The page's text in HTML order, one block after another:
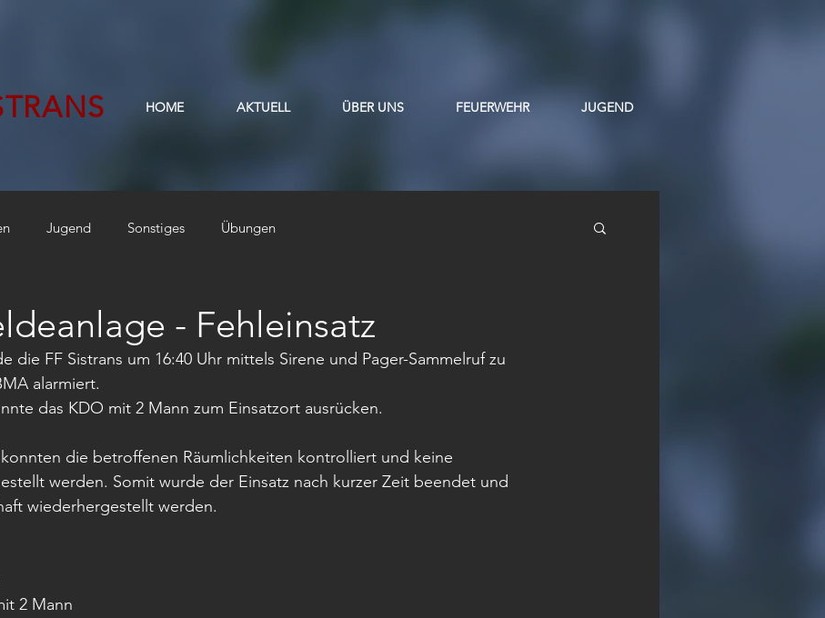
HOME AKTUELL ÜBER UNS FEUERWEHR JUGEND
Jugend Sonstiges Übungen
- Fehleinsatz
die FF Sistrans um 16:40 Uhr mittels Sirene und Pager-Sammelruf zu
alarmiert.
das KDO mit 2 Mann zum Einsatzort ausrücken.
die betroffenen Räumlichkeiten kontrolliert und keine
werden. Somit wurde der Einsatz nach kurzer Zeit beendet und
wiederhergestellt werden.
2 Mann